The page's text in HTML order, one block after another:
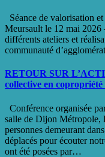
Séance de valorisation
Meursault le 12 mai 2026
différents ateliers et
communauté
RETOUR SUR
collective en
Conférence organisée
salle de Dijon Métropole,
personnes demeurant
déplacés pour écouter
ont été posées par…